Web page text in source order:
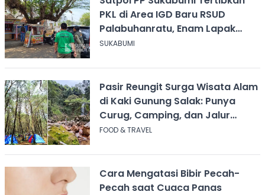
PKL di Area IGD Baru RSUD
Palabuhanratu, Enam Lapak
Dibongkar Mandiri
SUKABUMI
Pasir Reungit Surga Wisata Alam
di Kaki Gunung Salak: Punya
Curug, Camping, dan Jalur
Pendakian
FOOD & TRAVEL
Cara Mengatasi Bibir Pecah-
Pecah saat Cuaca Panas